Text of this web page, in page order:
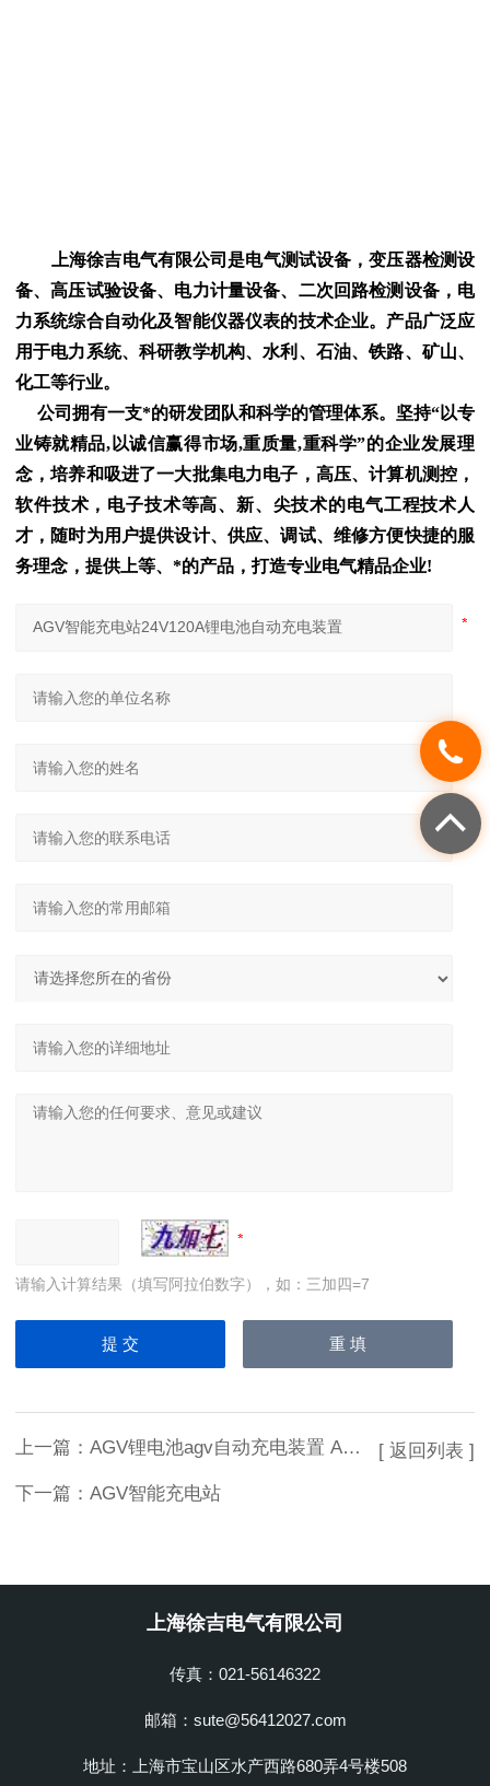
上海徐吉电气有限公司是电气测试设备，变压器检测设
备、高压试验设备、电力计量设备、二次回路检测设备，电
力系统综合自动化及智能仪器仪表的技术企业。产品广泛应
用于电力系统、科研教学机构、水利、石油、铁路、矿山、
化工等行业。
公司拥有一支*的研发团队和科学的管理体系。坚持“以专
业铸就精品,以诚信赢得市场,重质量,重科学”的企业发展理
念，培养和吸进了一大批集电力电子，高压、计算机测控，
软件技术，电子技术等高、新、尖技术的电气工程技术人
才，随时为用户提供设计、供应、调试、维修方便快捷的服
务理念，提供上等、*的产品，打造专业电气精品企业!
请输入计算结果（填写阿拉伯数字），如：三加四=7
上一篇： AGV锂电池agv自动充电装置 AGV充电站
下一篇： AGV智能充电站
[ 返回列表 ]
上海徐吉电气有限公司
传真：021-56146322
邮箱：sute@56412027.com
地址：上海市宝山区水产西路680弄4号楼508